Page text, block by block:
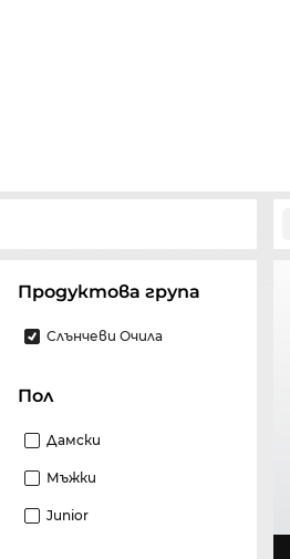
Продуктова група
Слънчеви Очила
Пол
Дамски
Мъжки
Junior